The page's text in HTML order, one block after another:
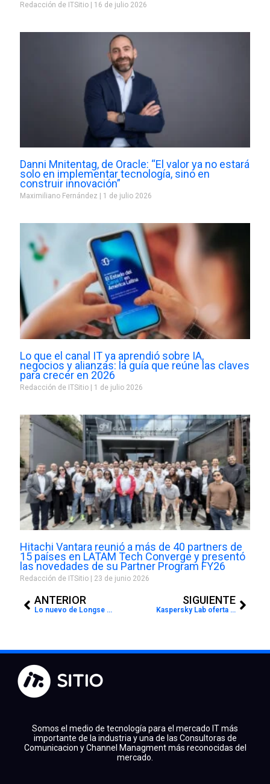
Redacción de ITSitio 16 de julio 2026
Danni Mnitentag, de Oracle: “El valor ya no estará
solo en implementar tecnología, sino en
construir innovación”
Maximiliano Fernández 1 de julio 2026
Lo que el canal IT ya aprendió sobre IA,
negocios y alianzas: la guía que reúne las claves
para crecer en 2026
Redacción de ITSitio 1 de julio 2026
Hitachi Vantara reunió a más de 40 partners de
15 países en LATAM Tech Converge y presentó
las novedades de su Partner Program FY26
Redacción de ITSitio 23 de junio 2026
ANTERIOR
Lo nuevo de Longse en Distecna
SIGUIENTE
Kaspersky Lab oferta soluciones que salvaguardan el negocio del canal.
Somos el medio de tecnología para el mercado IT más
importante de la industria y una de las Consultoras de
Comunicacion y Channel Managment más reconocidas del
mercado.